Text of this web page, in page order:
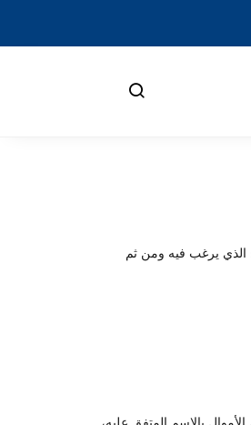
الذي يرغب فيه ومن ثم